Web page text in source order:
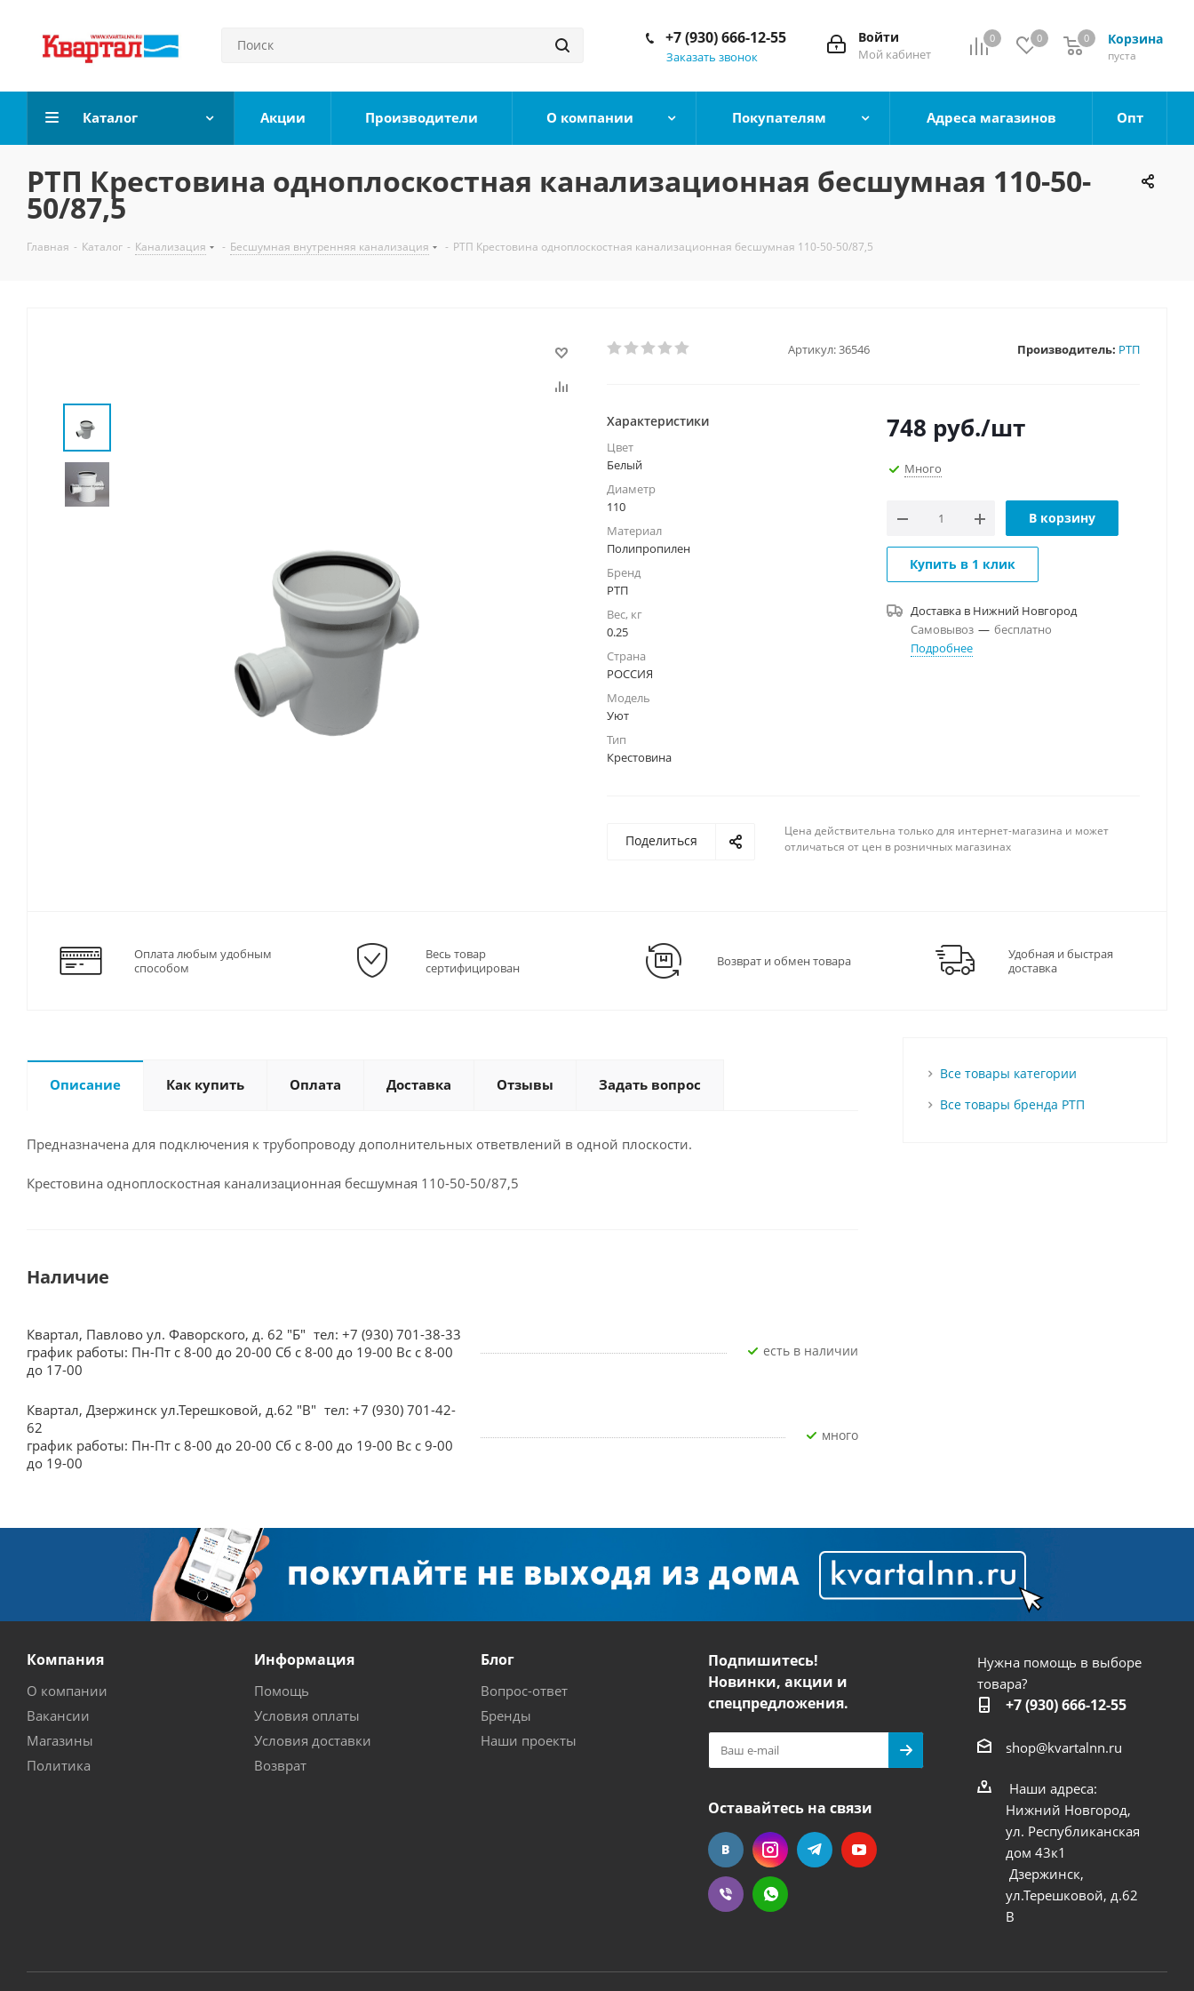
0 0 Корзина
0
пуста
0
Войти
Мой кабинет
+7 (930) 666-12-55
Заказать звонок
Каталог Акции Производители О компании Покупателям Адреса магазинов Опт
РТП Крестовина одноплоскостная канализационная бесшумная 110-50-
50/87,5
Главная - Каталог - Канализация - Бесшумная внутренняя канализация - РТП Крестовина одноплоскостная канализационная бесшумная 110-50-50/87,5
Артикул:36546 Производитель: РТП
Характеристики
Цвет
Белый
Диаметр
110
Материал
Полипропилен
Бренд
РТП
Вес, кг
0.25
Страна
РОССИЯ
Модель
Уют
Тип
Крестовина
748 руб./шт
Много
В корзину
Купить в 1 клик
Доставка в Нижний Новгород
Самовывоз — бесплатно
Подробнее
Поделиться
Цена действительна только для интернет-магазина и может
отличаться от цен в розничных магазинах
Оплата любым удобным
способом
Весь товар
сертифицирован
Возврат и обмен товара
Удобная и быстрая
доставка
Описание Как купить Оплата Доставка Отзывы Задать вопрос
Предназначена для подключения к трубопроводу дополнительных ответвлений в одной плоскости.
Крестовина одноплоскостная канализационная бесшумная 110-50-50/87,5
Наличие
Квартал, Павлово ул. Фаворского, д. 62 "Б" тел: +7 (930) 701-38-33
график работы: Пн-Пт с 8-00 до 20-00 Сб с 8-00 до 19-00 Вс с 8-00
до 17-00
Есть в наличии
Квартал, Дзержинск ул.Терешковой, д.62 "В" тел: +7 (930) 701-42-
62
график работы: Пн-Пт с 8-00 до 20-00 Сб с 8-00 до 19-00 Вс с 9-00
до 19-00
Много
Все товары категории
Все товары бренда РТП
Компания
О компании
Вакансии
Магазины
Политика
Информация
Помощь
Условия оплаты
Условия доставки
Возврат
Блог
Вопрос-ответ
Бренды
Наши проекты
Подпишитесь!
Новинки, акции и
спецпредложения.
Оставайтесь на связи
Нужна помощь в выборе
товара?
+7 (930) 666-12-55
shop@kvartalnn.ru
Наши адреса:
Нижний Новгород,
ул. Республиканская
дом 43к1
Дзержинск,
ул.Терешковой, д.62
В